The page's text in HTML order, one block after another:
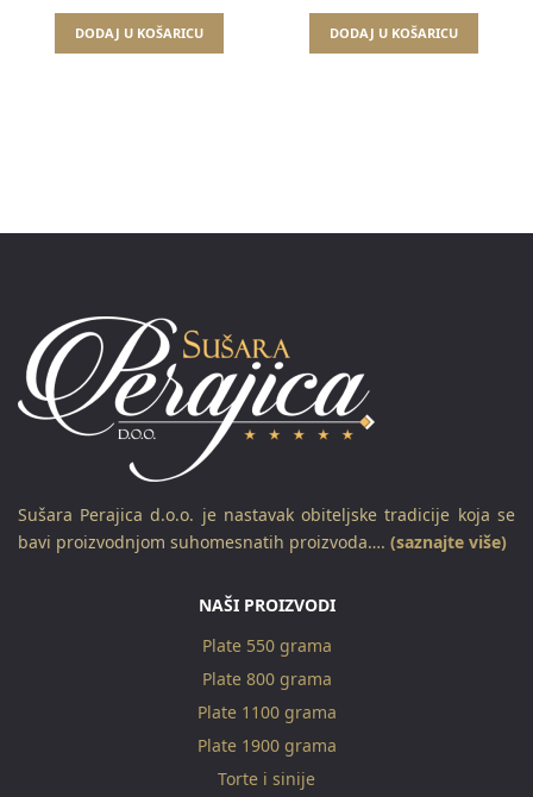
DODAJ U KOŠARICU DODAJ U KOŠARICU
Sušara Perajica d.o.o. je nastavak obiteljske tradicije koja se
bavi proizvodnjom suhomesnatih proizvoda…. (saznajte više)
NAŠI PROIZVODI
Plate 550 grama
Plate 800 grama
Plate 1100 grama
Plate 1900 grama
Torte i sinije